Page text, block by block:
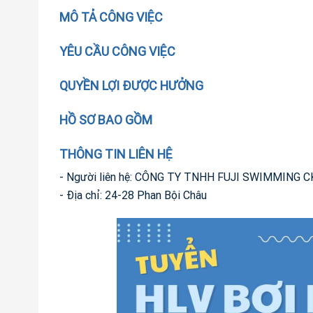
MÔ TẢ CÔNG VIỆC
YÊU CẦU CÔNG VIỆC
QUYỀN LỢI ĐƯỢC HƯỞNG
HỒ SƠ BAO GỒM
THÔNG TIN LIÊN HỆ
- Người liên hệ: CÔNG TY TNHH FUJI SWIMMING
- Địa chỉ: 24-28 Phan Bội Châu